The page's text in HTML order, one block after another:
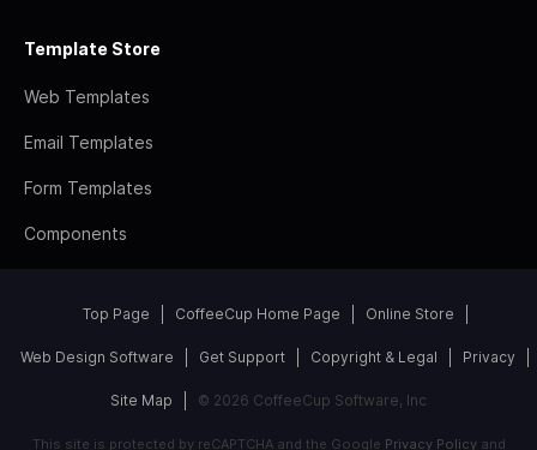
Template Store
Web Templates
Email Templates
Form Templates
Components
Top Page CoffeeCup Home Page Online Store
Web Design Software Get Support Copyright & Legal Privacy
Site Map © 2026 CoffeeCup Software, Inc
This site is protected by reCAPTCHA and the Google Privacy Policyand